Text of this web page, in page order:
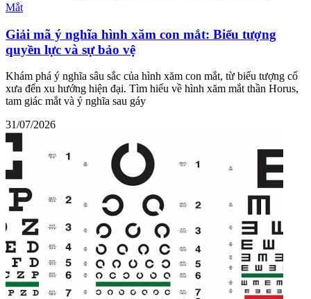
Mắt
Giải mã ý nghĩa hình xăm con mắt: Biểu tượng
quyền lực và sự bảo vệ
Khám phá ý nghĩa sâu sắc của hình xăm con mắt, từ biểu tượng cổ
xưa đến xu hướng hiện đại. Tìm hiểu về hình xăm mắt thần Horus,
tam giác mắt và ý nghĩa sau gáy
31/07/2026